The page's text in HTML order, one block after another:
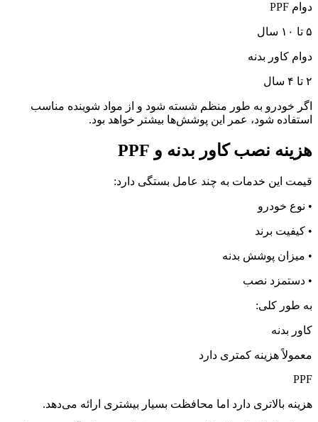
دوام PPF
۵ تا ۱۰ سال
دوام کاور بدنه
۲ تا ۴ سال
اگر خودرو به طور منظم شسته شود و از مواد شوینده مناسب
استفاده شود، عمر این پوشش‌ها بیشتر خواهد بود.
هزینه نصب کاور بدنه و PPF
قیمت این خدمات به چند عامل بستگی دارد:
• نوع خودرو
• کیفیت برند
• میزان پوشش بدنه
• دستمزد نصب
به طور کلی:
کاور بدنه
معمولاً هزینه کمتری دارد
PPF
هزینه بالاتری دارد اما محافظت بسیار بیشتری ارائه می‌دهد.